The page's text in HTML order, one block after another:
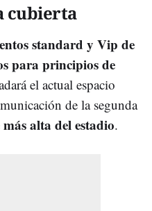
cubierta
standard y Vip de
para principios de
el actual espacio
de la segunda
alta del estadio.